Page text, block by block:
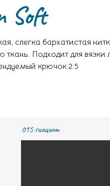
слегка бархатистая
ткань. Подходит для
крючок 2.5
Soft
015 гиацинт